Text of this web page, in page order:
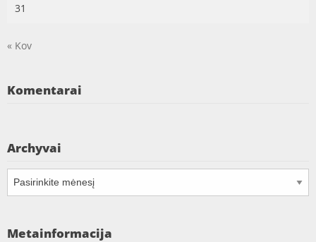
31
« Kov
Komentarai
Archyvai
Metainformacija